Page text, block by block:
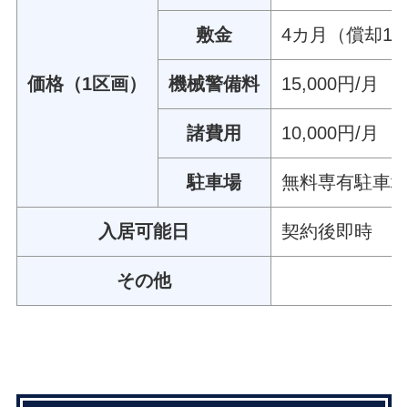
価格（1区画）
敷金 4カ月（償却1
機械警備料 15,000円/月
諸費用 10,000円/月
駐車場 無料専有駐車
入居可能日 契約後即時
その他